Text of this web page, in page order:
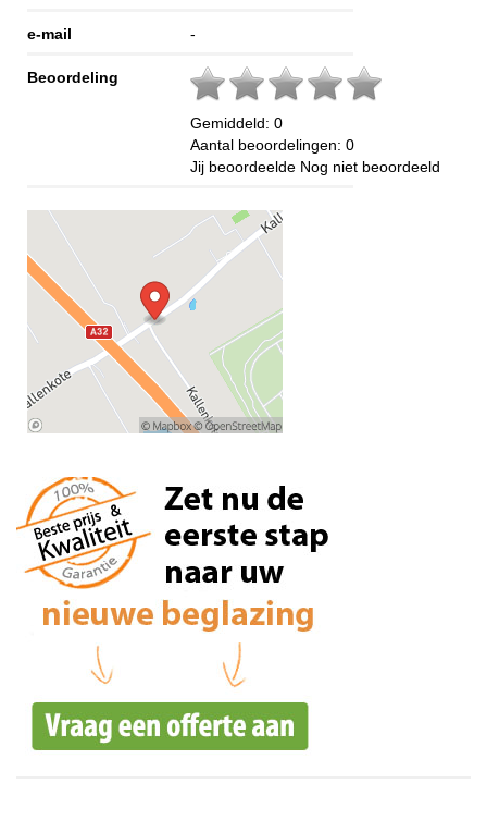
e-mail -
Beoordeling
Gemiddeld: 0
Aantal beoordelingen: 0
Jij beoordeelde Nog niet beoordeeld